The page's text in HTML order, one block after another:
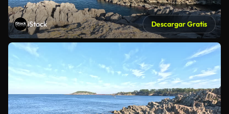
iStock Descargar Gratis